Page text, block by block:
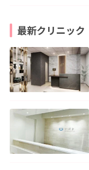
最新クリニック